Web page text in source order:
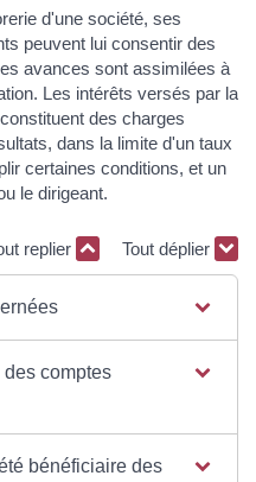
d'une société, ses
peuvent lui consentir des
avances sont assimilées à
Les intérêts versés par la
des charges
dans la limite d'un taux
certaines conditions, et un
le dirigeant.
replier Tout déplier
comptes
bénéficiaire des